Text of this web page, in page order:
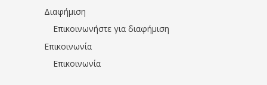
Διαφήμιση
Επικοινωνήστε για διαφήμιση
Επικοινωνία
Επικοινωνία